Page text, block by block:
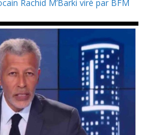
Rachid M’Barki viré par BFM